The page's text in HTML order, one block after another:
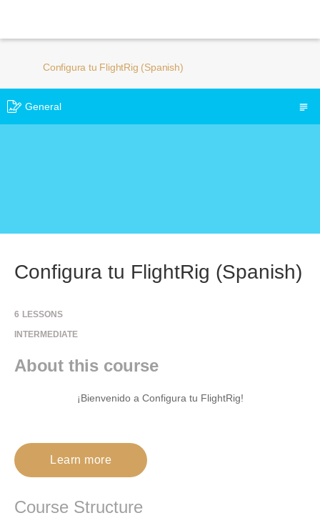
Configura tu FlightRig (Spanish)
General
Configura tu FlightRig (Spanish)
6 LESSONS
INTERMEDIATE
About this course
¡Bienvenido a Configura tu FlightRig!
Learn more
Course Structure